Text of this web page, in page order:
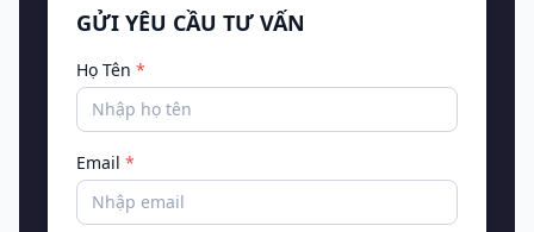
GỬI YÊU CẦU TƯ VẤN
Họ Tên *
Email *